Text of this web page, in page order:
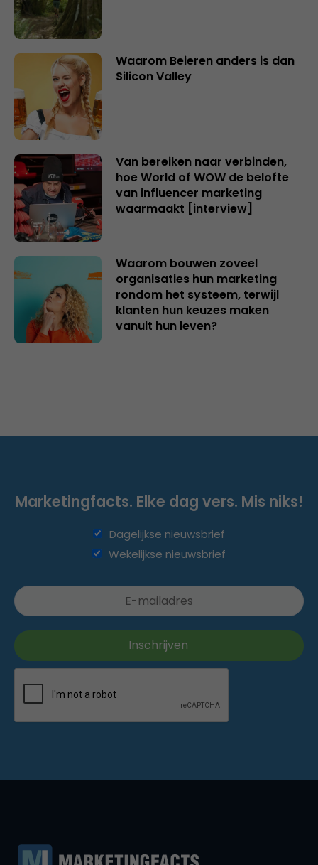
Waarom Beieren anders is dan
Silicon Valley
Van bereiken naar verbinden,
hoe World of WOW de belofte
van influencer marketing
waarmaakt [interview]
Waarom bouwen zoveel
organisaties hun marketing
rondom het systeem, terwijl
klanten hun keuzes maken
vanuit hun leven?
Marketingfacts. Elke dag vers. Mis niks!
Dagelijkse nieuwsbrief
Wekelijkse nieuwsbrief